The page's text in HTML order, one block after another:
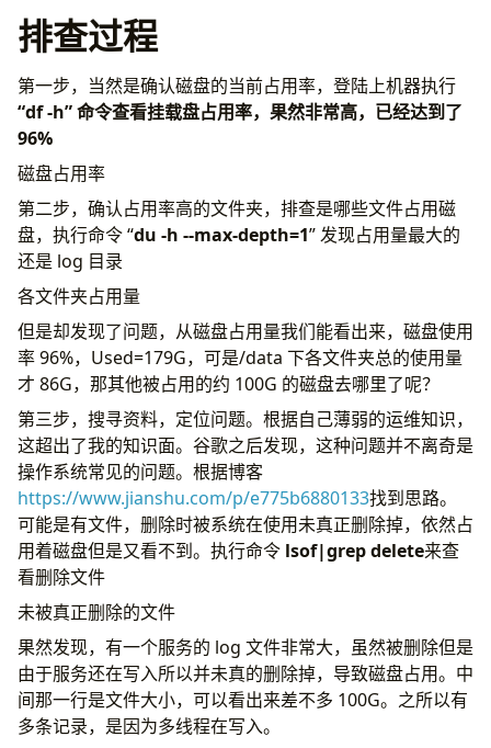
排查过程
第一步，当然是确认磁盘的当前占用率，登陆上机器执行
“df -h” 命令查看挂载盘占用率，果然非常高，已经达到了
96%
磁盘占用率
第二步，确认占用率高的文件夹，排查是哪些文件占用磁
盘，执行命令 “du -h --max-depth=1” 发现占用量最大的
还是 log 目录
各文件夹占用量
但是却发现了问题，从磁盘占用量我们能看出来，磁盘使用
率 96%，Used=179G，可是/data 下各文件夹总的使用量
才 86G，那其他被占用的约 100G 的磁盘去哪里了呢？
第三步，搜寻资料，定位问题。根据自己薄弱的运维知识，
这超出了我的知识面。谷歌之后发现，这种问题并不离奇是
操作系统常见的问题。根据博客
https://www.jianshu.com/p/e775b6880133找到思路。
可能是有文件，删除时被系统在使用未真正删除掉，依然占
用着磁盘但是又看不到。执行命令 lsof|grep delete来查
看删除文件
未被真正删除的文件
果然发现，有一个服务的 log 文件非常大，虽然被删除但是
由于服务还在写入所以并未真的删除掉，导致磁盘占用。中
间那一行是文件大小，可以看出来差不多 100G。之所以有
多条记录，是因为多线程在写入。